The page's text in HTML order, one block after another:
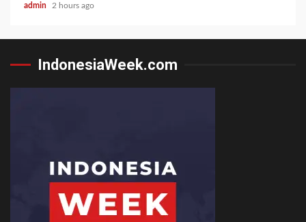
admin 2 hours ago
IndonesiaWeek.com